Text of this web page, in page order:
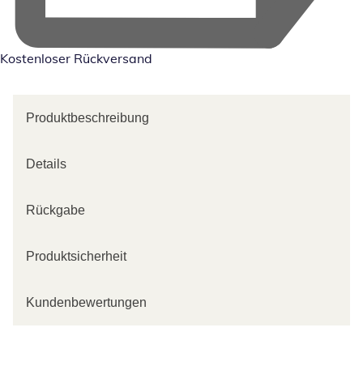
Kostenloser Rückversand
Produktbeschreibung
Details
Rückgabe
Produktsicherheit
Kundenbewertungen